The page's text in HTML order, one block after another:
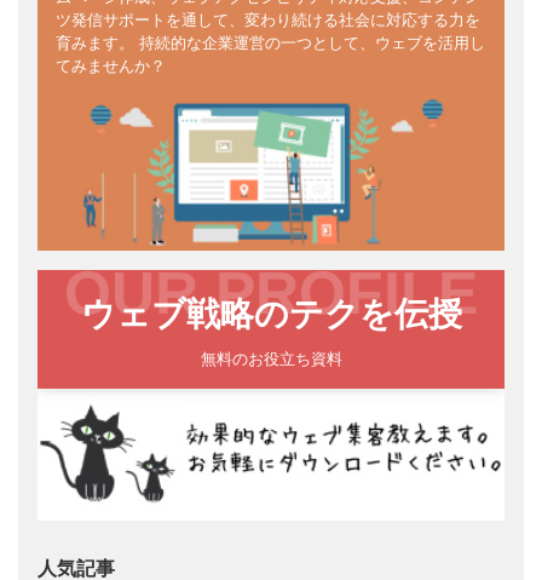
人気記事
ツ発信サポートを通して、変わり続ける社会に対応する力を
育みます。 持続的な企業運営の一つとして、ウェブを活用し
てみませんか？
OUR PROFILE
ウェブ戦略のテクを伝授
無料のお役立ち資料